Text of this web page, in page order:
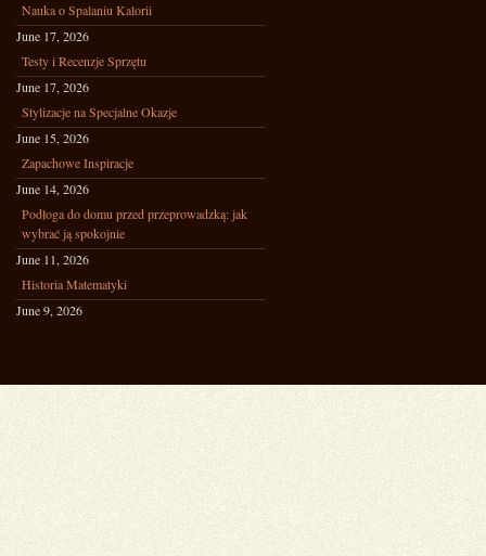
Nauka o Spalaniu Kalorii
June 17, 2026
Testy i Recenzje Sprzętu
June 17, 2026
Stylizacje na Specjalne Okazje
June 15, 2026
Zapachowe Inspiracje
June 14, 2026
Podłoga do domu przed przeprowadzką: jak
wybrać ją spokojnie
June 11, 2026
Historia Matematyki
June 9, 2026